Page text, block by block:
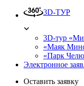
3D-ТУР
3D-тур
«Маяк
«Парк
Электронное
Оставить заявку